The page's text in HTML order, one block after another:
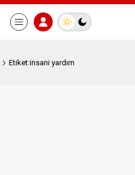
Etiket:insani yardım